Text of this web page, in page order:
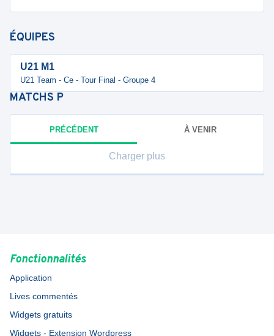
ÉQUIPES
U21 M1
U21 Team - Ce - Tour Final - Groupe 4
MATCHS P
PRÉCÉDENT À VENIR
Charger plus
Fonctionnalités
Application
Lives commentés
Widgets gratuits
Widgets - Extension Wordpress